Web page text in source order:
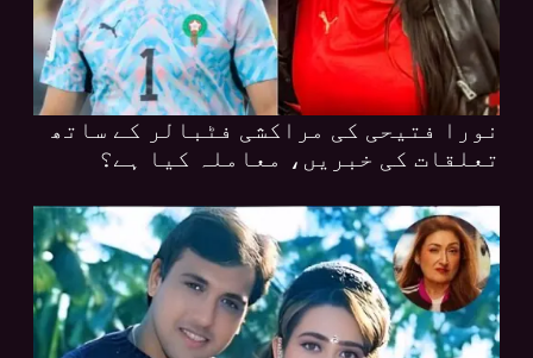
نورا فتیحی کی مراکشی فٹبالر کے ساتھ
تعلقات کی خبریں، معاملہ کیا ہے؟